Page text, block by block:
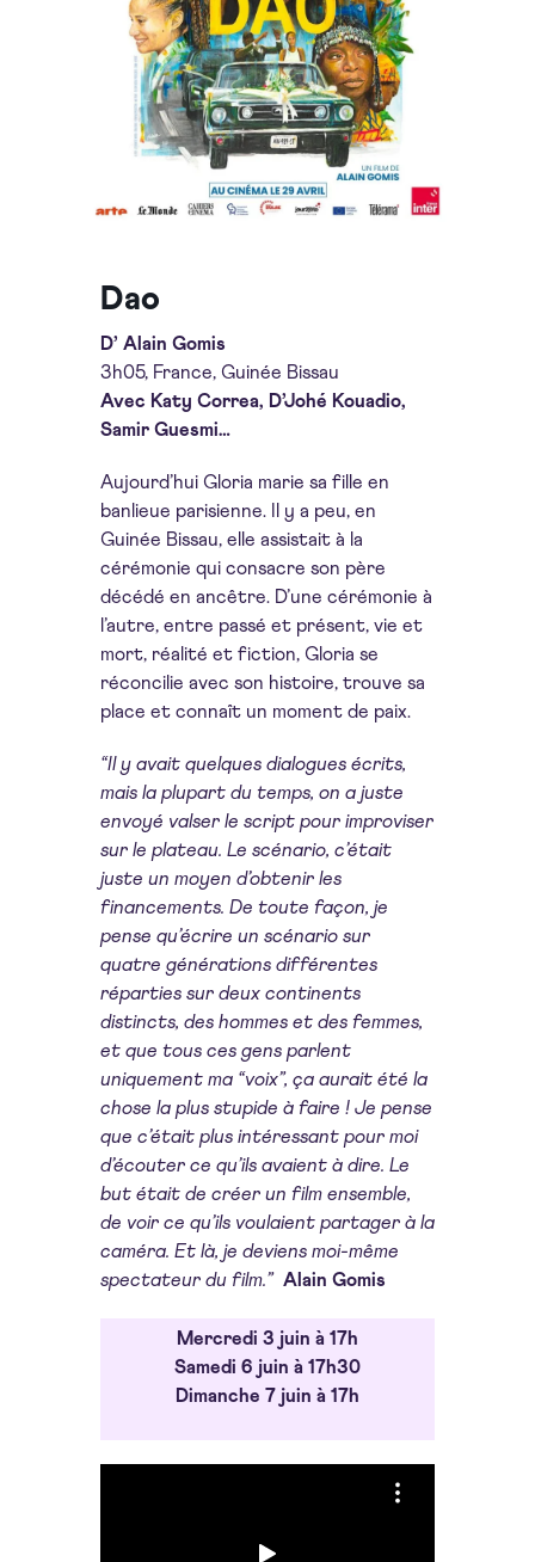
Dao
D’ Alain Gomis
3h05, France, Guinée Bissau
Avec Katy Correa, D’Johé Kouadio,
Samir Guesmi…
Aujourd’hui Gloria marie sa fille en
banlieue parisienne. Il y a peu, en
Guinée Bissau, elle assistait à la
cérémonie qui consacre son père
décédé en ancêtre. D’une cérémonie à
l’autre, entre passé et présent, vie et
mort, réalité et fiction, Gloria se
réconcilie avec son histoire, trouve sa
place et connaît un moment de paix.
“Il y avait quelques dialogues écrits,
mais la plupart du temps, on a juste
envoyé valser le script pour improviser
sur le plateau. Le scénario, c’était
juste un moyen d’obtenir les
financements. De toute façon, je
pense qu’écrire un scénario sur
quatre générations différentes
réparties sur deux continents
distincts, des hommes et des femmes,
et que tous ces gens parlent
uniquement ma “voix”, ça aurait été la
chose la plus stupide à faire ! Je pense
que c’était plus intéressant pour moi
d’écouter ce qu’ils avaient à dire. Le
but était de créer un film ensemble,
de voir ce qu’ils voulaient partager à la
caméra. Et là, je deviens moi-même
spectateur du film.” Alain Gomis
Mercredi 3 juin à 17h
Samedi 6 juin à 17h30
Dimanche 7 juin à 17h